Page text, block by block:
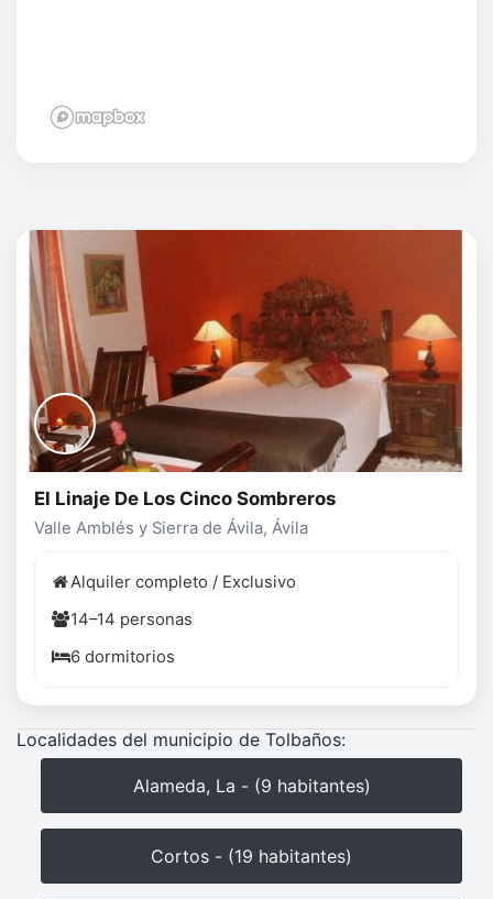
El Linaje De Los Cinco Sombreros
Valle Amblés y Sierra de Ávila, Ávila
Alquiler completo / Exclusivo
14–14 personas
6 dormitorios
Localidades del municipio de Tolbaños:
Alameda, La - (9 habitantes)
Cortos - (19 habitantes)